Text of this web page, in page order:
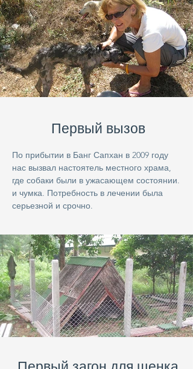
Первый вызов
По прибытии в Банг Сапхан в 2009 году
нас вызвал настоятель местного храма,
где собаки были в ужасающем состоянии.
и чумка. Потребность в лечении была
серьезной и срочно.